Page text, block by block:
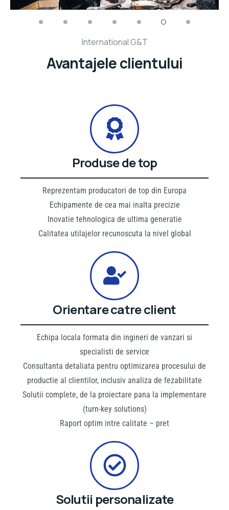
International G&T
Avantajele clientului
Produse de top
Reprezentam producatori de top din Europa
Echipamente de cea mai inalta precizie
Inovatie tehnologica de ultima generatie
Calitatea utilajelor recunoscuta la nivel global
Orientare catre client
Echipa locala formata din ingineri de vanzari si
specialisti de service
Consultanta detaliata pentru optimizarea procesului de
productie al clientilor, inclusiv analiza de fezabilitate
Solutii complete, de la proiectare pana la implementare
(turn-key solutions)
Raport optim intre calitate – pret
Solutii personalizate